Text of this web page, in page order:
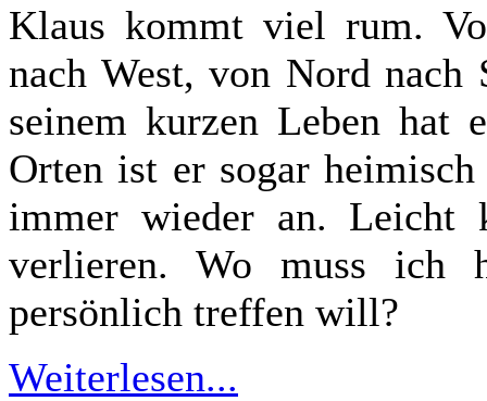
Klaus kommt viel rum.
nach West, von Nord
seinem kurzen Leben hat
Orten ist er sogar
immer wieder an. Leicht
verlieren. Wo muss ich
persönlich treffen will?
Weiterlesen...